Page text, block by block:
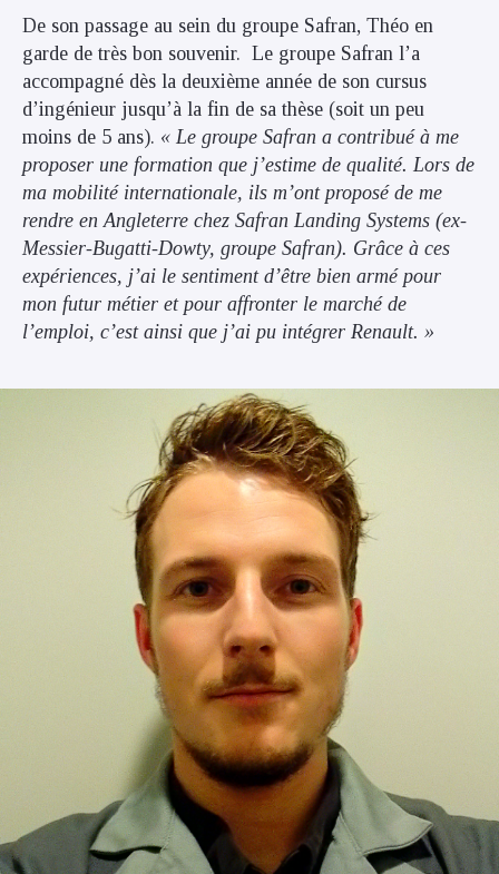
De son passage au sein du groupe Safran, Théo en
garde de très bon souvenir. Le groupe Safran l’a
accompagné dès la deuxième année de son cursus
d’ingénieur jusqu’à la fin de sa thèse (soit un peu
moins de 5 ans). « Le groupe Safran a contribué à me
proposer une formation que j’estime de qualité. Lors de
ma mobilité internationale, ils m’ont proposé de me
rendre en Angleterre chez Safran Landing Systems (ex-
Messier-Bugatti-Dowty, groupe Safran). Grâce à ces
expériences, j’ai le sentiment d’être bien armé pour
mon futur métier et pour affronter le marché de
l’emploi, c’est ainsi que j’ai pu intégrer Renault. »